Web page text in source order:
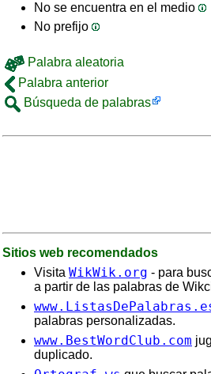
No se encuentra en el medio
No prefijo
Palabra aleatoria
Palabra anterior
Búsqueda de palabras
Sitios web recomendados
Visita WikWik.org - para
a partir de las palabras de
palabras personalizadas.
www.BestWordClub.com
duplicado.